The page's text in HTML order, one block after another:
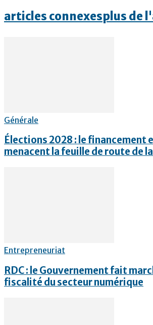
articles connexesplus de
Générale
Élections 2028 : le financement
menacent la feuille de route de la
Entrepreneuriat
RDC : le Gouvernement fait
fiscalité du secteur numérique